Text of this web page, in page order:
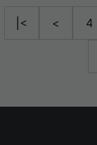
|< < 4